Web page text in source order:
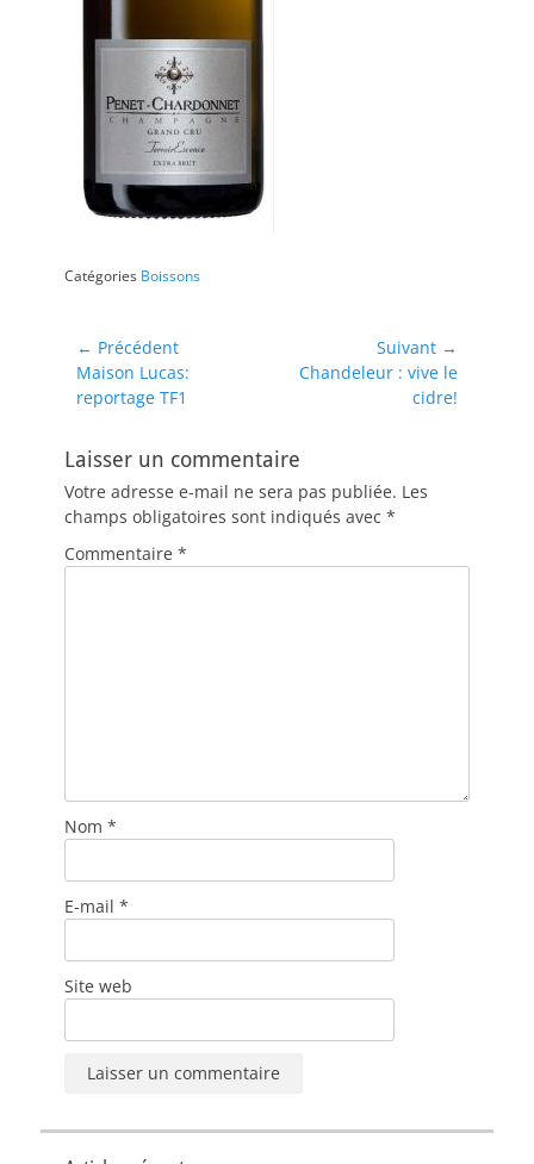
Catégories Boissons
Navigation
de
l’article
← Précédent
Article
précédent :
Maison Lucas:
reportage TF1
Suivant →
ArticleChandeleur : vive le
cidre!
Laisser un commentaire
Votre adresse e-mail ne sera pas publiée. Les
champs obligatoires sont indiqués avec *
Commentaire *
Nom *
E-mail *
Site web